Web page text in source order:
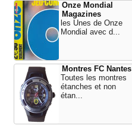
Onze Mondial
Magazines
les Unes de Onze
Mondial avec d...
Montres FC Nantes
Toutes les montres
étanches et non
étan...